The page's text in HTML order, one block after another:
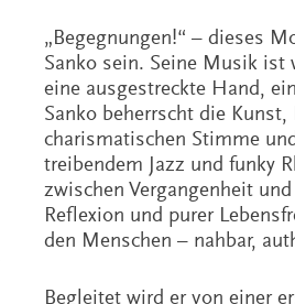
„Begegnungen!“ – dieses
Sanko sein. Seine Musik
eine ausgestreckte Hand,
Sanko beherrscht die
charismatischen Stimme
treibendem Jazz und funky
zwischen Vergangenheit
Reflexion und purer
den Menschen – nahbar,
Begleitet wird er von einer